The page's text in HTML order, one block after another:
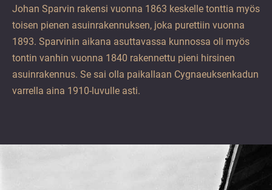
Johan Sparvin rakensi vuonna 1863 keskelle tonttia myös
toisen pienen asuinrakennuksen, joka purettiin vuonna
1893. Sparvinin aikana asuttavassa kunnossa oli myös
tontin vanhin vuonna 1840 rakennettu pieni hirsinen
asuinrakennus. Se sai olla paikallaan Cygnaeuksenkadun
varrella aina 1910-luvulle asti.